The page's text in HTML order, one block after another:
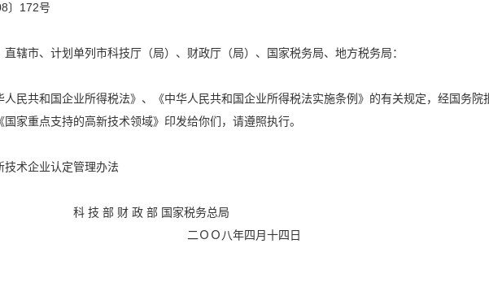
〕172号
直辖市、计划单列市科技厅（局）、财政厅（局）、国家税务局、地方税务局：
共和国企业所得税法》、《中华人民共和国企业所得税法实施条例》的有关规定，经国务院
国家重点支持的高新技术领域》印发给你们，请遵照执行。
术企业认定管理办法
财 政 部 国家税务总局
Ｏ八年四月十四日